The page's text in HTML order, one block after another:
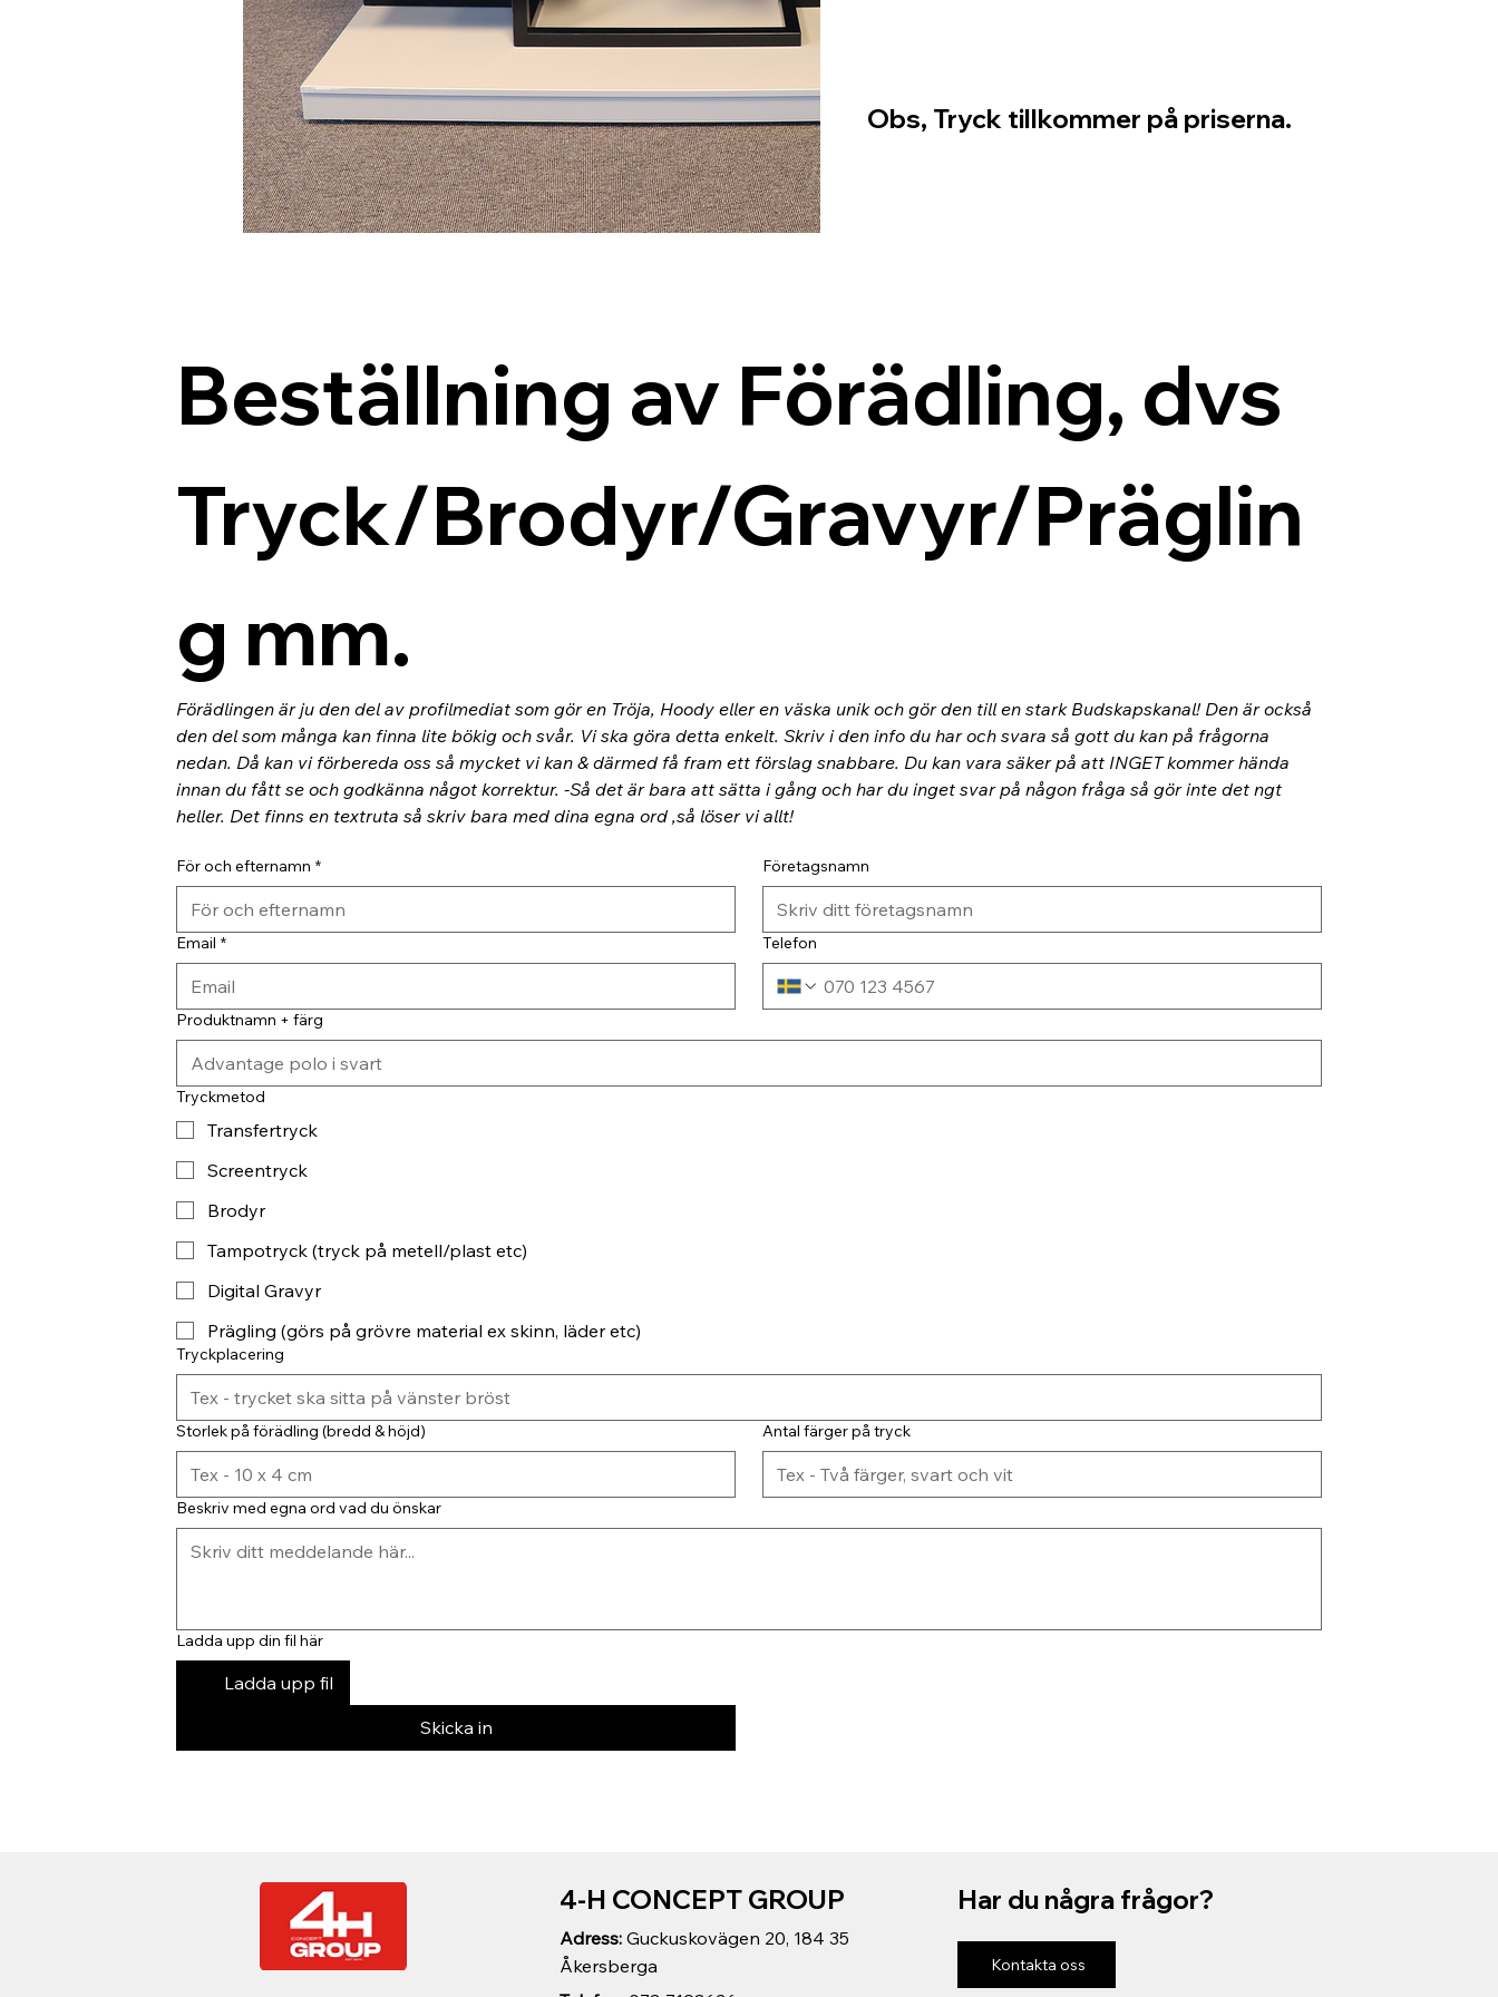
Obs, Tryck tillkommer på priserna.
Beställning av Förädling, dvs
Tryck/Brodyr/Gravyr/Präglin
g mm.
Förädlingen är ju den del av profilmediat som gör en Tröja, Hoody eller en väska unik och gör den till en stark Budskapskanal! Den är också
den del som många kan finna lite bökig och svår. Vi ska göra detta enkelt. Skriv i den info du har och svara så gott du kan på frågorna
nedan. Då kan vi förbereda oss så mycket vi kan & därmed få fram ett förslag snabbare. Du kan vara säker på att INGET kommer hända
innan du fått se och godkänna något korrektur. -Så det är bara att sätta i gång och har du inget svar på någon fråga så gör inte det ngt
heller. Det finns en textruta så skriv bara med dina egna ord ,så löser vi allt!
För och efternamn * Företagsnamn
Email * Telefon
Produktnamn + färg
Tryckmetod
Transfertryck
Screentryck
Brodyr
Tampotryck (tryck på metell/plast etc)
Digital Gravyr
Prägling (görs på grövre material ex skinn, läder etc)
Tryckplacering
Storlek på förädling (bredd & höjd) Antal färger på tryck
Beskriv med egna ord vad du önskar
Ladda upp din fil här
Ladda upp fil
Skicka in
Adress: Guckuskovägen 20, 184 35
Åkersberga
4-H CONCEPT GROUP Har du några frågor?
Kontakta oss